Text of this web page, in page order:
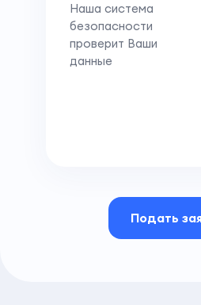
Наша система
безопасности
проверит Ваши
данные
Подать